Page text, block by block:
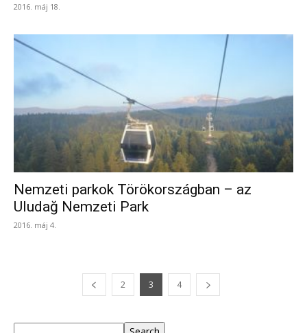
2016. máj 18.
Nemzeti parkok Törökországban – az
Uludağ Nemzeti Park
2016. máj 4.
2 3 4